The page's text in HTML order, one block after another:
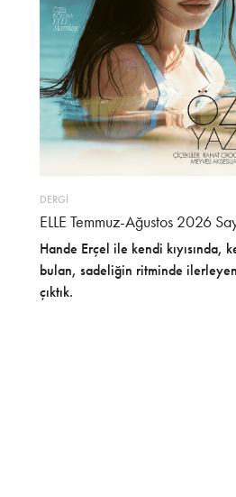
DERGİ
ELLE Temmuz-Ağustos 2026
Hande Erçel ile kendi kıyısında,
bulan, sadeliğin ritminde
çıktık.